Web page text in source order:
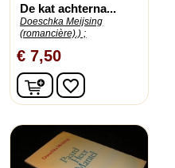
De kat achterna...
Doeschka Meijsing
(romancière).) ;
€ 7,50
In winkelwagen
favorite_border